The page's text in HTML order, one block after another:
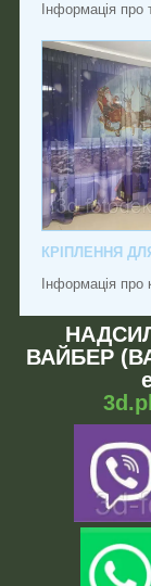
Інформація про
КРІПЛЕННЯ
Інформація про
ВАЙБЕР